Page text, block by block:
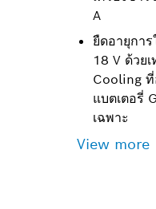
A
ยืดอายุกา
18 V ด้วย
Cooling
แบตเตอรี่
เฉพาะ
View more